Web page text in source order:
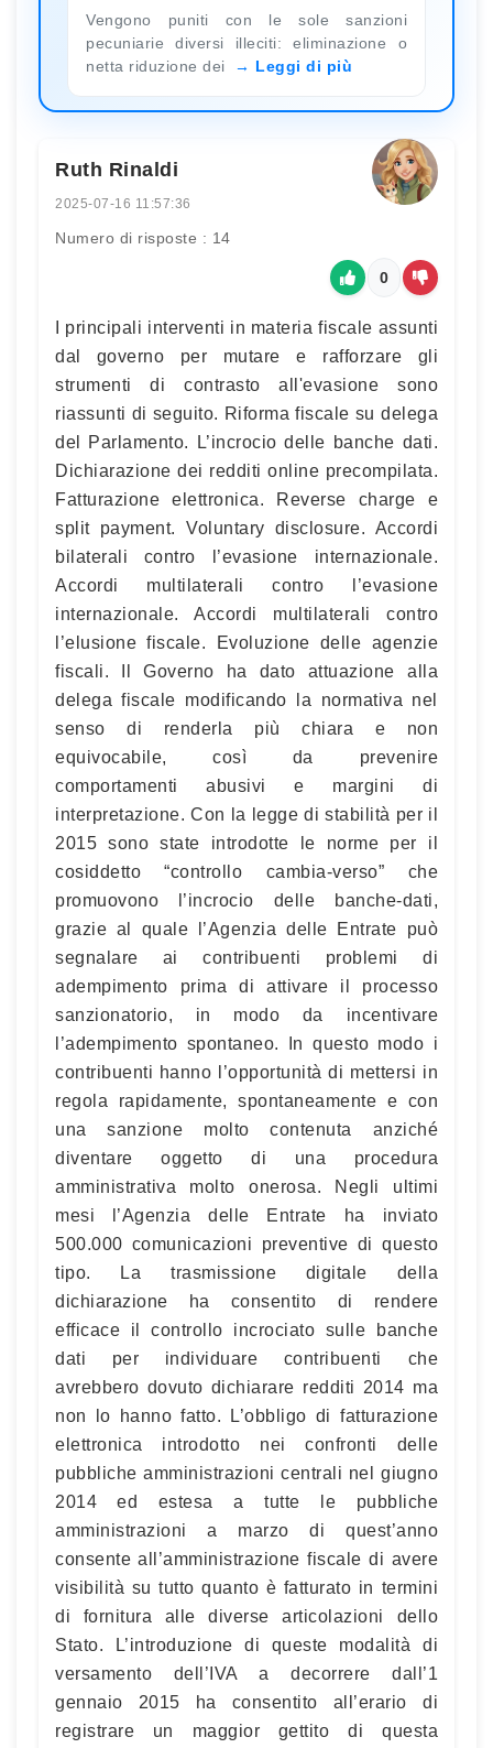
Vengono puniti con le sole sanzioni
pecuniarie diversi illeciti: eliminazione o
netta riduzione dei
Leggi di più
Ruth Rinaldi
2025-07-16 11:57:36
Numero di risposte : 14
0
I principali interventi in materia fiscale assunti
dal governo per mutare e rafforzare gli
strumenti di contrasto all'evasione sono
riassunti di seguito. Riforma fiscale su delega
del Parlamento. L’incrocio delle banche dati.
Dichiarazione dei redditi online precompilata.
Fatturazione elettronica. Reverse charge e
split payment. Voluntary disclosure. Accordi
bilaterali contro l’evasione internazionale.
Accordi multilaterali contro l’evasione
internazionale. Accordi multilaterali contro
l’elusione fiscale. Evoluzione delle agenzie
fiscali. Il Governo ha dato attuazione alla
delega fiscale modificando la normativa nel
senso di renderla più chiara e non
equivocabile, così da prevenire
comportamenti abusivi e margini di
interpretazione. Con la legge di stabilità per il
2015 sono state introdotte le norme per il
cosiddetto “controllo cambia-verso” che
promuovono l’incrocio delle banche-dati,
grazie al quale l’Agenzia delle Entrate può
segnalare ai contribuenti problemi di
adempimento prima di attivare il processo
sanzionatorio, in modo da incentivare
l’adempimento spontaneo. In questo modo i
contribuenti hanno l’opportunità di mettersi in
regola rapidamente, spontaneamente e con
una sanzione molto contenuta anziché
diventare oggetto di una procedura
amministrativa molto onerosa. Negli ultimi
mesi l’Agenzia delle Entrate ha inviato
500.000 comunicazioni preventive di questo
tipo. La trasmissione digitale della
dichiarazione ha consentito di rendere
efficace il controllo incrociato sulle banche
dati per individuare contribuenti che
avrebbero dovuto dichiarare redditi 2014 ma
non lo hanno fatto. L’obbligo di fatturazione
elettronica introdotto nei confronti delle
pubbliche amministrazioni centrali nel giugno
2014 ed estesa a tutte le pubbliche
amministrazioni a marzo di quest’anno
consente all’amministrazione fiscale di avere
visibilità su tutto quanto è fatturato in termini
di fornitura alle diverse articolazioni dello
Stato. L’introduzione di queste modalità di
versamento dell’IVA a decorrere dall’1
gennaio 2015 ha consentito all’erario di
registrare un maggior gettito di questa